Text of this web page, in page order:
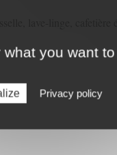
lave-linge,
you want
Privacy policy